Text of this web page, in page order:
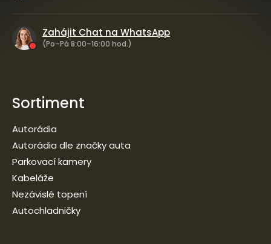
Zahájit Chat na WhatsApp
(Po–Pá 8:00–16:00 hod.)
Sortiment
Autorádia
Autorádia dle značky auta
Parkovací kamery
Kabeláže
Nezávislé topení
Autochladničky